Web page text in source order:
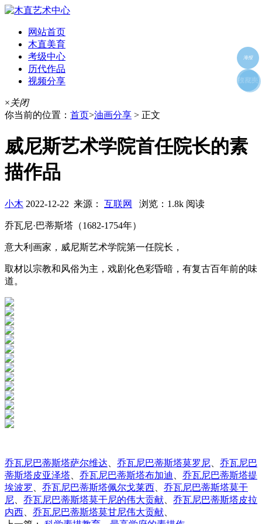
网站首页
木直美育
考级中心
历代作品
视频分享
×关闭
你当前的位置： 首页>油画分享 > 正文
威尼斯艺术学院首任院长的素
描作品
小木 2022-12-22 来源： 互联网 浏览：1.8k 阅读
乔瓦尼·巴蒂斯塔（1682-1754年）
意大利画家，威尼斯艺术学院第一任院长，
取材以宗教和风俗为主，戏剧化色彩昏暗，有复古百年前的味
道。
乔瓦尼巴蒂斯塔萨尔维达 乔瓦尼巴蒂斯塔莫罗尼
乔瓦尼巴
蒂斯塔皮亚泽塔
乔瓦尼巴蒂斯塔布加迪
乔瓦尼巴蒂斯塔提
埃波罗
乔瓦尼巴蒂斯塔佩尔戈莱西
乔瓦尼巴蒂斯塔莫干
尼
乔瓦尼巴蒂斯塔莫干尼的伟大贡献
乔瓦尼巴蒂斯塔皮拉
内西
乔瓦尼巴蒂斯塔莫甘尼伟大贡献
海报
好友
朋友圈
收藏夹